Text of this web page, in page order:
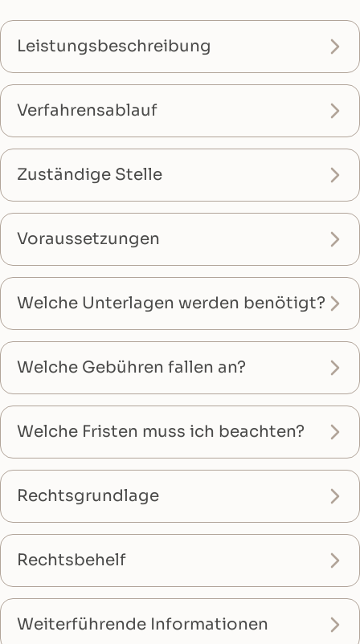
Leistungsbeschreibung
Verfahrensablauf
Zuständige Stelle
Voraussetzungen
Welche Unterlagen werden benötigt?
Welche Gebühren fallen an?
Welche Fristen muss ich beachten?
Rechtsgrundlage
Rechtsbehelf
Weiterführende Informationen